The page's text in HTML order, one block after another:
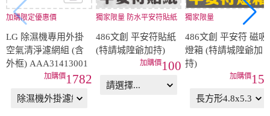
加購限定優惠價
LG 除濕機專用外掛
空氣清淨濾網組 (含
外框) AAA31413001
1782
獨家限量 防水平安符貼紙
486文創 平安符貼紙
(特請城隍爺加持)
100
獨家限量
486文創 平安符 磁吸
燈箱 (特請城隍爺加
持)